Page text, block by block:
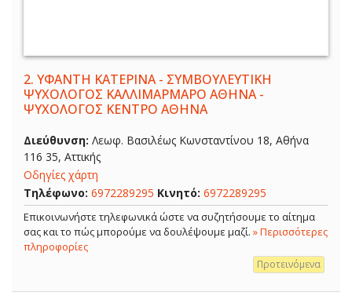
2. ΥΦΑΝΤΗ ΚΑΤΕΡΙΝΑ - ΣΥΜΒΟΥΛΕΥΤΙΚΗ
ΨΥΧΟΛΟΓΟΣ ΚΑΛΛΙΜΑΡΜΑΡΟ ΑΘΗΝΑ -
ΨΥΧΟΛΟΓΟΣ ΚΕΝΤΡΟ ΑΘΗΝΑ
Διεύθυνση: Λεωφ. Βασιλέως Κωνσταντίνου 18, Αθήνα
116 35, Αττικής
Οδηγίες χάρτη
Τηλέφωνο: 6972289295 Κινητό: 6972289295
Επικοινωνήστε τηλεφωνικά ώστε να συζητήσουμε το αίτημα
σας και το πώς μπορούμε να δουλέψουμε μαζί. » Περισσότερες
πληροφορίες
Προτεινόμενα